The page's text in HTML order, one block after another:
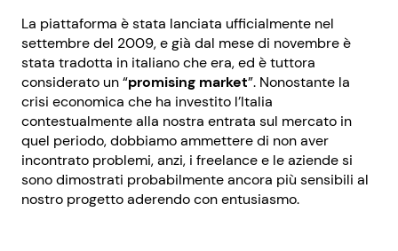
La piattaforma è stata lanciata ufficialmente nel
settembre del 2009, e già dal mese di novembre è
stata tradotta in italiano che era, ed è tuttora
considerato un “promising market”. Nonostante la
crisi economica che ha investito l’Italia
contestualmente alla nostra entrata sul mercato in
quel periodo, dobbiamo ammettere di non aver
incontrato problemi, anzi, i freelance e le aziende si
sono dimostrati probabilmente ancora più sensibili al
nostro progetto aderendo con entusiasmo.